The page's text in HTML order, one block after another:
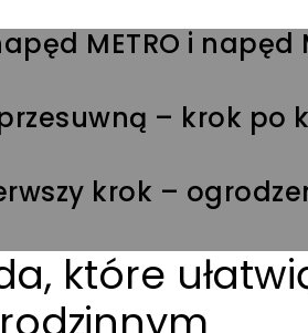
METRO i napęd
– krok po
krok –
które